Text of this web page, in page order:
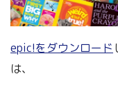
epic!をダウンロード
は、